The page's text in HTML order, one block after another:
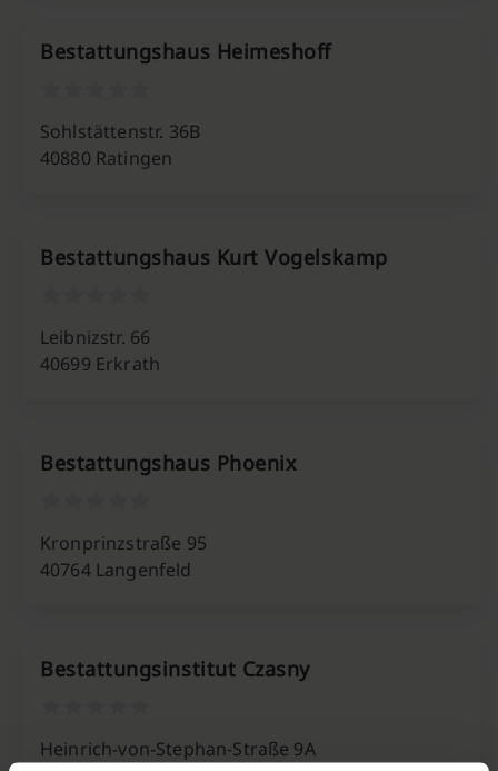
Bestattungshaus Heimeshoff
Sohlstättenstr. 36B
40880 Ratingen
Bestattungshaus Kurt Vogelskamp
Leibnizstr. 66
40699 Erkrath
Bestattungshaus Phoenix
Kronprinzstraße 95
40764 Langenfeld
Bestattungsinstitut Czasny
Heinrich-von-Stephan-Straße 9A